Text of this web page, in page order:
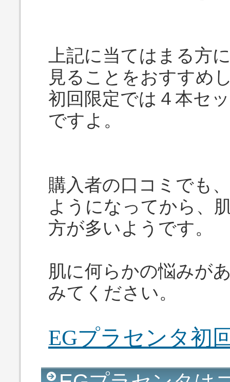
上記に当てはまる方
見ることをおすすめ
初回限定では４本セ
ですよ。
購入者の口コミでも
ようになってから、
方が多いようです。
肌に何らかの悩みが
みてください。
EGプラセンタ初